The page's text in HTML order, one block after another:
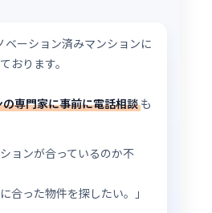
ベーション済みマンションに
おります。
専門家に事前に電話相談 も
ョンが合っているのか不
合った物件を探したい。」